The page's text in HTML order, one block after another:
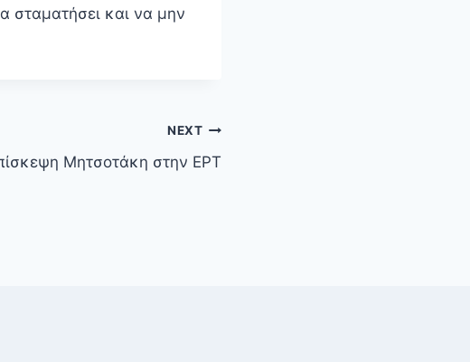
σταματήσει και να μην
NEXT
Μητσοτάκη στην ΕΡΤ